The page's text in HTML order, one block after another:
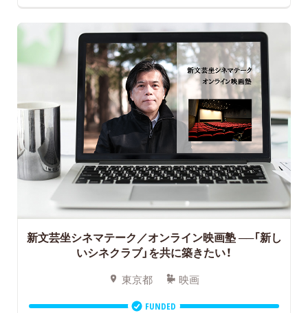
新文芸坐シネマテーク／オンライン映画塾──「新し
いシネクラブ」を共に築きたい！
東京都 映画
FUNDED